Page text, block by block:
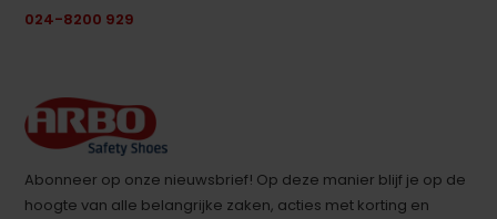
024-8200 929
Abonneer op onze nieuwsbrief! Op deze manier blijf je op de
hoogte van alle belangrijke zaken, acties met korting en